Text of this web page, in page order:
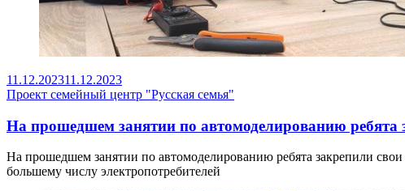
11.12.202311.12.2023
Проект семейный центр "Русская семья"
На прошедшем занятии по автомоделированию ребята
На прошедшем занятии по автомоделированию ребята закрепили
большему числу электропотребителей